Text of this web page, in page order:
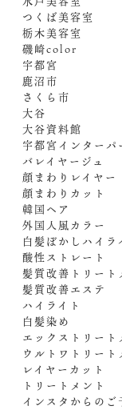
つくば美容室
栃木美容室
磯崎color
宇都宮
鹿沼市
さくら市
大谷
大谷資料館
宇都宮インターパ
バレイヤージュ
顔まわりレイヤー
顔まわりカット
韓国ヘア
外国人風カラー
白髪ぼかしハイラ
酸性ストレート
髪質改善トリート
髪質改善エステ
ハイライト
白髪染め
エックストリート
ウルトワトリート
レイヤーカット
トリートメント
インスタからのご